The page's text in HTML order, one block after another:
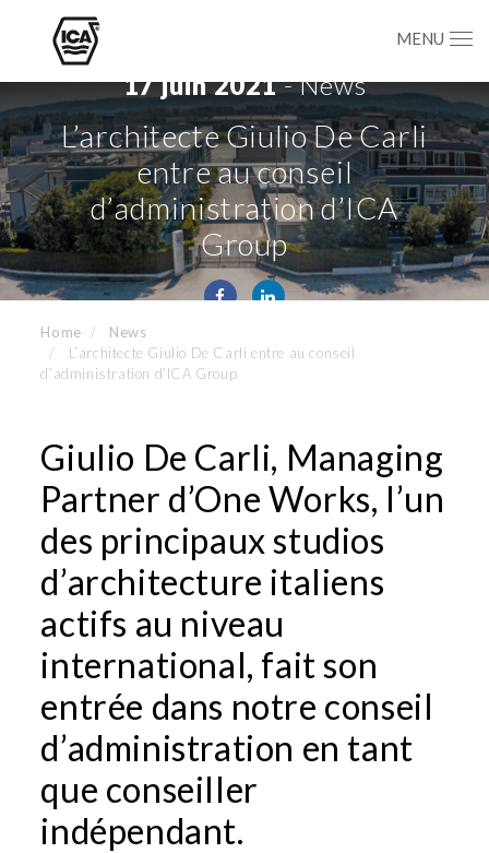
MENU
17 juin 2021- News
L’architecte Giulio De Carli
entre au conseil
d’administration d’ICA
Group
Home
News
L’architecte Giulio De Carli entre au conseil
d’administration d’ICA Group
Giulio De Carli, Managing
Partner d’One Works, l’un
des principaux studios
d’architecture italiens
actifs au niveau
international, fait son
entrée dans notre conseil
d’administration en tant
que conseiller
indépendant.